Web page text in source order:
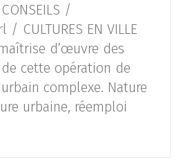
/
/ CULTURES EN VILLE
d’œuvre des
cette opération de
complexe. Nature
urbaine, réemploi